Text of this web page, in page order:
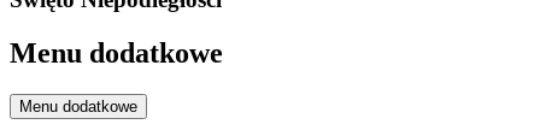
Menu dodatkowe
Menu dodatkowe